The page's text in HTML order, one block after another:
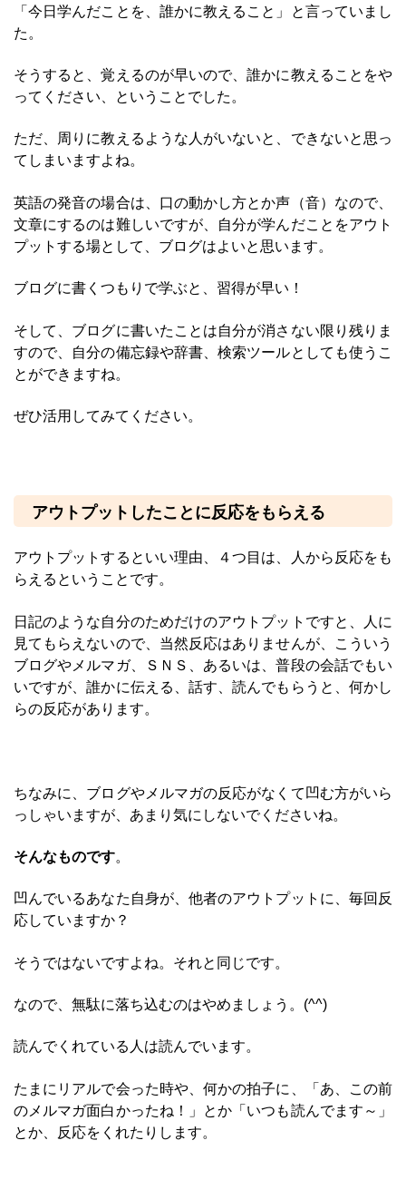
「今日学んだことを、誰かに教えること」と言っていまし
た。
そうすると、覚えるのが早いので、誰かに教えることをや
ってください、ということでした。
ただ、周りに教えるような人がいないと、できないと思っ
てしまいますよね。
英語の発音の場合は、口の動かし方とか声（音）なので、
文章にするのは難しいですが、自分が学んだことをアウト
プットする場として、ブログはよいと思います。
ブログに書くつもりで学ぶと、習得が早い！
そして、ブログに書いたことは自分が消さない限り残りま
すので、自分の備忘録や辞書、検索ツールとしても使うこ
とができますね。
ぜひ活用してみてください。
アウトプットしたことに反応をもらえる
アウトプットするといい理由、４つ目は、人から反応をも
らえるということです。
日記のような自分のためだけのアウトプットですと、人に
見てもらえないので、当然反応はありませんが、こういう
ブログやメルマガ、ＳＮＳ、あるいは、普段の会話でもい
いですが、誰かに伝える、話す、読んでもらうと、何かし
らの反応があります。
ちなみに、ブログやメルマガの反応がなくて凹む方がいら
っしゃいますが、あまり気にしないでくださいね。
そんなものです。
凹んでいるあなた自身が、他者のアウトプットに、毎回反
応していますか？
そうではないですよね。それと同じです。
なので、無駄に落ち込むのはやめましょう。(^^)
読んでくれている人は読んでいます。
たまにリアルで会った時や、何かの拍子に、「あ、この前
のメルマガ面白かったね！」とか「いつも読んでます～」
とか、反応をくれたりします。